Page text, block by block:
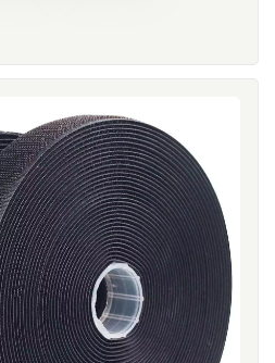
佳选择。对于大多数电缆管理项
户所需的耐用性和灵活性。 典型
拆卸都很方便提供多种颜色和尺
应用 UL 94 V-2 阻燃选项 某些行
料有额外的安全要求。针对这些
V-2 阻燃标准的材料选项。此选
性能测试的材料的客户。 典型应用
气柜网络基础设施工业自动化电子
据 UL 94 阻燃标准进行评估，对
可作为可选材料提供。 哪种方案最
决于您的应用需求。标准材料UL
有阻燃性要求的应用性价比高额外